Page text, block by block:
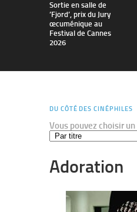
Sortie en salle de
’Fjord’, prix du Jury
œcuménique au
Festival de Cannes
2026
DU CÔTÉ DES CINÉPHILES
Vous pouvez choisir
Adoration